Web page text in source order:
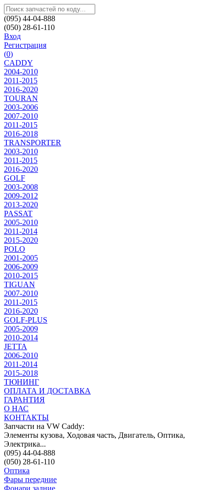
(095) 44-04-888
(050) 28-61-110
Вход
Регистрация
(0)
CADDY
2004-2010
2011-2015
2016-2020
TOURAN
2003-2006
2007-2010
2011-2015
2016-2018
TRANSPORTER
2003-2010
2011-2015
2016-2020
GOLF
2003-2008
2009-2012
2013-2020
PASSAT
2005-2010
2011-2014
2015-2020
POLO
2001-2005
2006-2009
2010-2015
TIGUAN
2007-2010
2011-2015
2016-2020
GOLF-PLUS
2005-2009
2010-2014
JETTA
2006-2010
2011-2014
2015-2018
ТЮНИНГ
ОПЛАТА И ДОСТАВКА
ГАРАНТИЯ
О НАС
КОНТАКТЫ
Запчасти на VW Caddy:
Элементы кузова, Ходовая часть, Двигатель, Оптика,
Электрика...
(095) 44-04-888
(050) 28-61-110
Оптика
Фары передние
Фонари задние